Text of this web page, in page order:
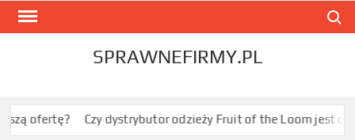
Skip
SPRAWNEFIRMY.PL
Czy dystrybutor odzieży Fruit of the Loom jest opłacalny dla